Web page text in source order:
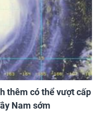
thêm có thể vượt cấp
Nam sớm